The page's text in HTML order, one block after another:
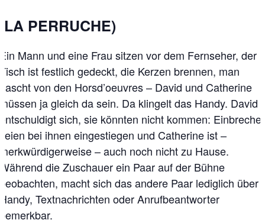
(LA PERRUCHE)
Ein Mann und eine Frau sitzen vor dem Fernseher, der
Tisch ist festlich gedeckt, die Kerzen brennen, man
nascht von den Horsd’oeuvres – David und Catherine
müssen ja gleich da sein. Da klingelt das Handy. David
entschuldigt sich, sie könnten nicht kommen: Einbrecher
seien bei ihnen eingestiegen und Catherine ist –
merkwürdigerweise – auch noch nicht zu Hause.
Während die Zuschauer ein Paar auf der Bühne
beobachten, macht sich das andere Paar lediglich über
Handy, Textnachrichten oder Anrufbeantworter
bemerkbar.